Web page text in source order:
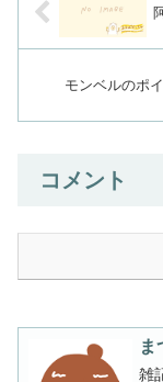
モンベルのポ
コメント
ま
雑